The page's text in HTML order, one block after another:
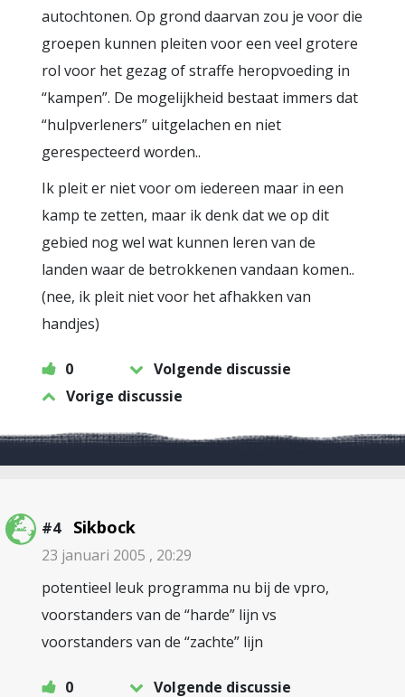
autochtonen. Op grond daarvan zou je voor die
groepen kunnen pleiten voor een veel grotere
rol voor het gezag of straffe heropvoeding in
“kampen”. De mogelijkheid bestaat immers dat
“hulpverleners” uitgelachen en niet
gerespecteerd worden..
Ik pleit er niet voor om iedereen maar in een
kamp te zetten, maar ik denk dat we op dit
gebied nog wel wat kunnen leren van de
landen waar de betrokkenen vandaan komen..
(nee, ik pleit niet voor het afhakken van
handjes)
0
Volgende discussie
Vorige discussie
#4 Sikbock
23 januari 2005 , 20:29
potentieel leuk programma nu bij de vpro,
voorstanders van de “harde” lijn vs
voorstanders van de “zachte” lijn
0 Volgende discussie